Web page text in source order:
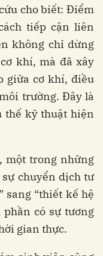
cho biết: Điểm
tiếp cận liên
không chỉ dừng
khí, mà đã xây
giữa cơ khí, điều
trường. Đây là
thế kỹ thuật hiện
một trong những
chuyển dịch tư
sang “thiết kế hệ
có sự tương
gian thực.